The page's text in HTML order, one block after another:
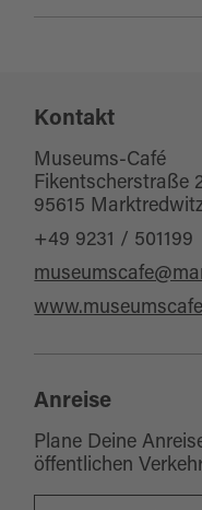
Kontakt
Museums-Café
Fikentscherstraße
95615
+49 9231 / 501199
Anreise
Plane Deine
öffentlichen